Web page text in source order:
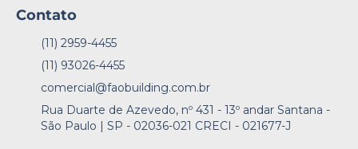
Contato
(11) 2959-4455
(11) 93026-4455
comercial@faobuilding.com.br
Rua Duarte de Azevedo, nº 431 - 13º andar Santana -
São Paulo | SP - 02036-021 CRECI - 021677-J